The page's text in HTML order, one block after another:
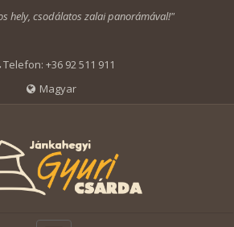
hely, csodálatos zalai panorámával!"
Telefon: +36 92 511 911
Magyar